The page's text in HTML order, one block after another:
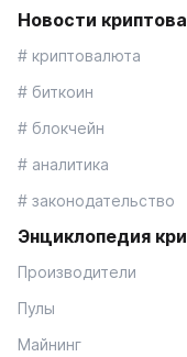
Новости
# криптовалюта
# биткоин
# блокчейн
# аналитика
# законодательство
Энциклопедия
Производители
Пулы
Майнинг